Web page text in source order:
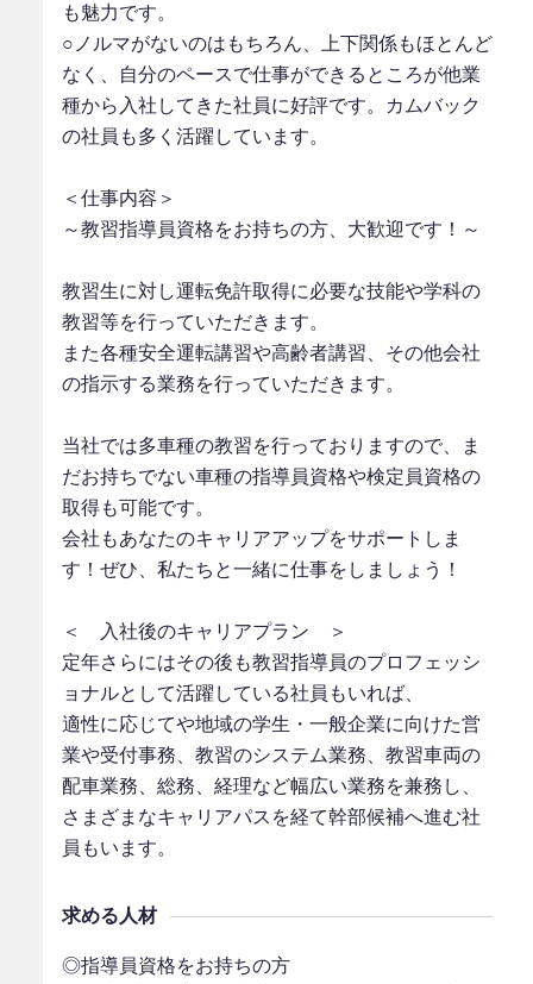
も魅力です。
○ノルマがないのはもちろん、上下関係もほとんど
なく、自分のペースで仕事ができるところが他業
種から入社してきた社員に好評です。カムバック
の社員も多く活躍しています。
＜仕事内容＞
～教習指導員資格をお持ちの方、大歓迎です！～
教習生に対し運転免許取得に必要な技能や学科の
教習等を行っていただきます。
また各種安全運転講習や高齢者講習、その他会社
の指示する業務を行っていただきます。
当社では多車種の教習を行っておりますので、ま
だお持ちでない車種の指導員資格や検定員資格の
取得も可能です。
会社もあなたのキャリアアップをサポートしま
す！ぜひ、私たちと一緒に仕事をしましょう！
＜ 入社後のキャリアプラン ＞
定年さらにはその後も教習指導員のプロフェッシ
ョナルとして活躍している社員もいれば、
適性に応じてや地域の学生・一般企業に向けた営
業や受付事務、教習のシステム業務、教習車両の
配車業務、総務、経理など幅広い業務を兼務し、
さまざまなキャリアパスを経て幹部候補へ進む社
員もいます。
求める 人材
◎指導員資格をお持ちの方